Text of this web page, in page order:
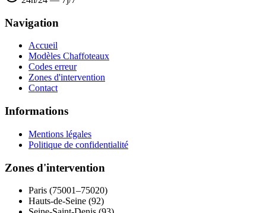
Navigation
Accueil
Modèles Chaffoteaux
Codes erreur
Zones d'intervention
Contact
Informations
Mentions légales
Politique de confidentialité
Zones d'intervention
Paris (75001–75020)
Hauts-de-Seine (92)